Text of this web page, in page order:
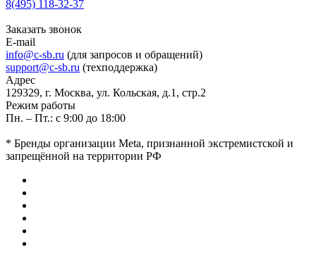
8(495) 118-32-37
Заказать звонок
E-mail
info@c-sb.ru (для запросов и обращений)
support@c-sb.ru (техподдержка)
Адрес
129329, г. Москва, ул. Кольская, д.1, стр.2
Режим работы
Пн. – Пт.: с 9:00 до 18:00
* Бренды организации Meta, признанной экстремистской и
запрещённой на территории РФ